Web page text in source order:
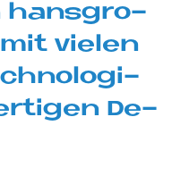
hans­gro­
vie­len
De­